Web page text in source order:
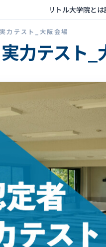
リトル大学院とは
力テスト_大阪会場
力テスト_